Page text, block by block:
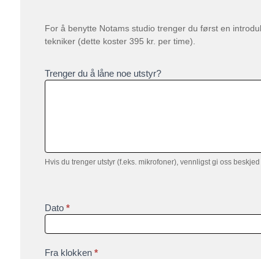
For å benytte Notams studio trenger du først en
tekniker (dette koster 395 kr. per time).
Trenger du å låne noe utstyr?
Hvis du trenger utstyr (f.eks. mikrofoner), vennligst gi oss
Dato *
Fra klokken *